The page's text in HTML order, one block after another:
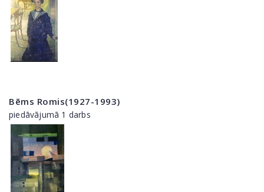
Bēms Romis(1927-1993)
piedāvājumā 1 darbs